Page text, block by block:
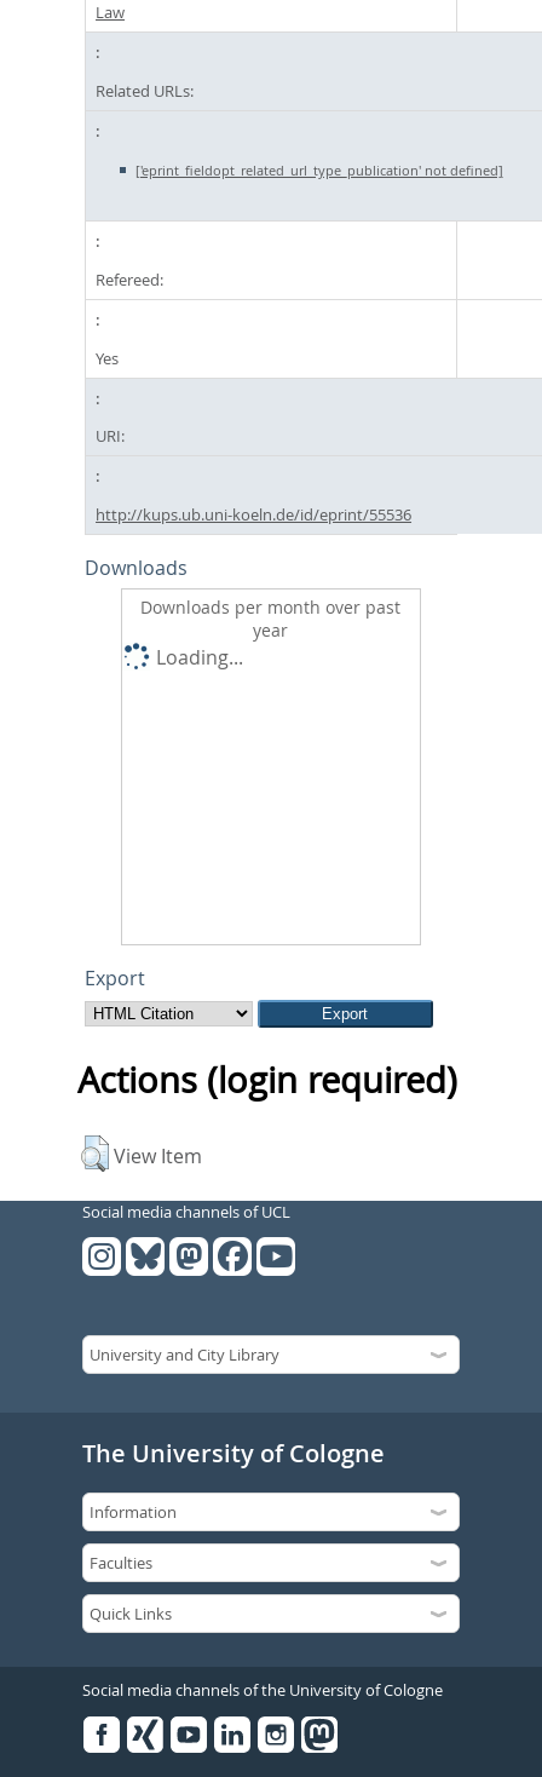
Law
Related URLs:
['eprint_fieldopt_related_url_type_publication' not defined]
Refereed:
Yes
URI:
http://kups.ub.uni-koeln.de/id/eprint/55536
Downloads
Downloads per month over past
year
Loading...
Export
Actions (login required)
View Item
Social media channels of UCL
The University of Cologne
Social media channels of the University of Cologne